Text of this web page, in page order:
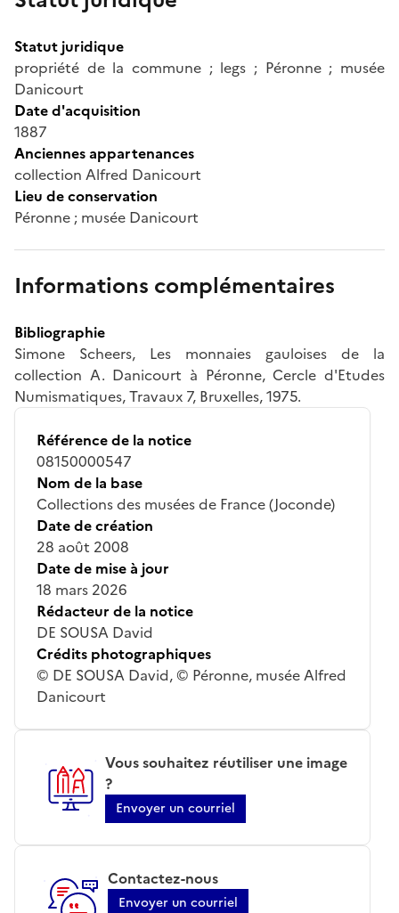
Statut juridique
propriété de la commune ; legs ; Péronne ; musée
Danicourt
Date d'acquisition
1887
Anciennes appartenances
collection Alfred Danicourt
Lieu de conservation
Péronne ; musée Danicourt
Informations complémentaires
Bibliographie
Simone Scheers, Les monnaies gauloises de la
collection A. Danicourt à Péronne, Cercle d'Etudes
Numismatiques, Travaux 7, Bruxelles, 1975.
Référence de la notice
08150000547
Nom de la base
Collections des musées de France (Joconde)
Date de création
28 août 2008
Date de mise à jour
18 mars 2026
Rédacteur de la notice
DE SOUSA David
Crédits photographiques
© DE SOUSA David, © Péronne, musée Alfred
Danicourt
Vous souhaitez réutiliser une image
?
Envoyer un courriel
Contactez-nous
Envoyer un courriel